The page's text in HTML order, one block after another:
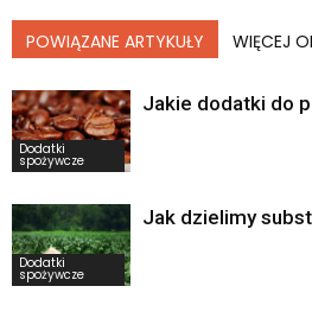
POWIĄZANE ARTYKUŁY WIĘCEJ
Dodatki
spożywcze
Jakie dodatki do
Dodatki
spożywcze
Jak dzielimy